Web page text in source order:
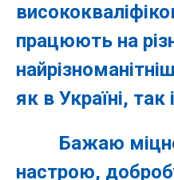
працюють на
як в Україні,
Бажаю
настрою,